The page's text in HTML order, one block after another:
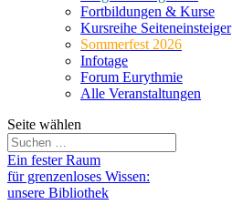
Fortbildungen & Kurse
Kursreihe Seiteneinsteiger
Sommerfest 2026
Infotage
Forum Eurythmie
Alle Veranstaltungen
Seite wählen
Ein fester Raum
für grenzenloses Wissen:
unsere Bibliothek